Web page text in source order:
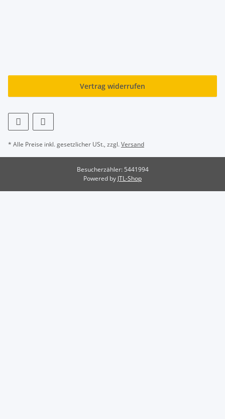
Vertrag widerrufen
* Alle Preise inkl. gesetzlicher USt., zzgl.Versand
Besucherzähler: 5441994
Powered by JTL-Shop